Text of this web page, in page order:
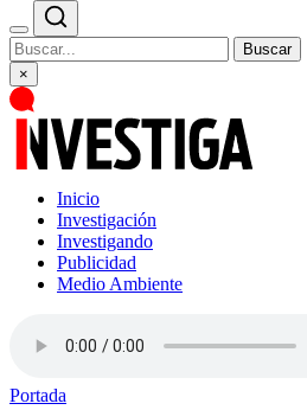
Buscar
×
Inicio
Investigación
Investigando
Publicidad
Medio Ambiente
Portada